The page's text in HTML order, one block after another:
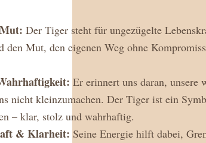
Der Tiger steht für ungezügelte
den Mut, den eigenen Weg ohne
Er erinnert uns daran, unsere
nicht kleinzumachen. Der Tiger ist ein
– klar, stolz und wahrhaftig.
& Klarheit: Seine Energie hilft dabei,